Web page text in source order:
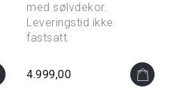
med sølvdekor.
Leveringstid ikke
fastsatt.
4.999,00